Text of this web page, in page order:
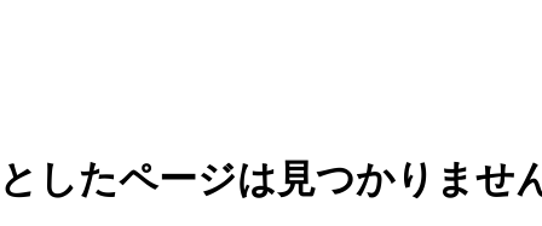
したページは見つかりませ